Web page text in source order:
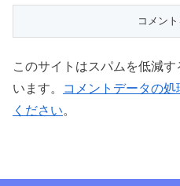
このサイトはスパムを低減
います。
コメントデータの
ください。